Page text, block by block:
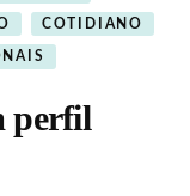
COTIDIANO
perfil